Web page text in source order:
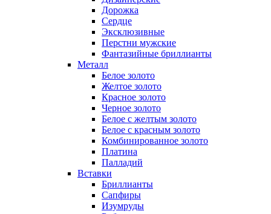
Дорожка
Сердце
Эксклюзивные
Перстни мужские
Фантазийные бриллианты
Металл
Белое золото
Желтое золото
Красное золото
Черное золото
Белое с желтым золото
Белое с красным золото
Комбинированное золото
Платина
Палладий
Вставки
Бриллианты
Сапфиры
Изумруды